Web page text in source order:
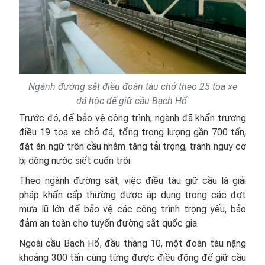
Ngành đường sắt điều đoàn tàu chở theo 25 toa xe
đá hộc để giữ cầu Bạch Hổ.
Trước đó, để bảo vệ công trình, ngành đã khẩn trương
điều 19 toa xe chở đá, tổng trọng lượng gần 700 tấn,
đặt án ngữ trên cầu nhằm tăng tải trọng, tránh nguy cơ
bị dòng nước siết cuốn trôi.
Theo ngành đường sắt, việc điều tàu giữ cầu là giải
pháp khẩn cấp thường được áp dụng trong các đợt
mưa lũ lớn để bảo vệ các công trình trọng yếu, bảo
đảm an toàn cho tuyến đường sắt quốc gia.
Ngoài cầu Bạch Hổ, đầu tháng 10, một đoàn tàu nặng
khoảng 300 tấn cũng từng được điều động để giữ cầu